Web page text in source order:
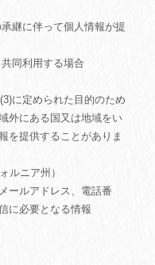
継に伴って個人情報が提
同利用する場合
に定められた目的のため
外にある国又は地域をい
を提供することがありま
ルニア州）
ールアドレス、電話番
に必要となる情報